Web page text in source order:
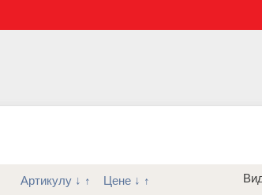
Артикулу ↓ ↑ Цене ↓ ↑